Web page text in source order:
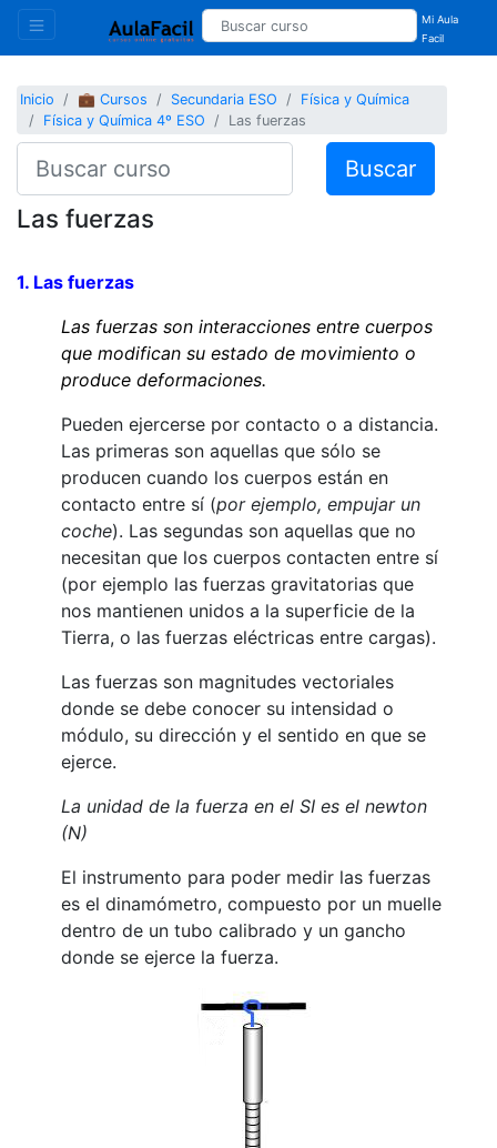
Mi Aula
Facil
Inicio 💼 Cursos Secundaria ESO
Física y Química
Física y Química 4º ESO
Las fuerzas
Buscar
Las fuerzas
1. Las fuerzas
Las fuerzas son interacciones entre cuerpos
que modifican su estado de movimiento o
produce deformaciones.
Pueden ejercerse por contacto o a distancia.
Las primeras son aquellas que sólo se
producen cuando los cuerpos están en
contacto entre sí (por ejemplo, empujar un
coche). Las segundas son aquellas que no
necesitan que los cuerpos contacten entre sí
(por ejemplo las fuerzas gravitatorias que
nos mantienen unidos a la superficie de la
Tierra, o las fuerzas eléctricas entre cargas).
Las fuerzas son magnitudes vectoriales
donde se debe conocer su intensidad o
módulo, su dirección y el sentido en que se
ejerce.
La unidad de la fuerza en el SI es el newton
(N)
El instrumento para poder medir las fuerzas
es el dinamómetro, compuesto por un muelle
dentro de un tubo calibrado y un gancho
donde se ejerce la fuerza.